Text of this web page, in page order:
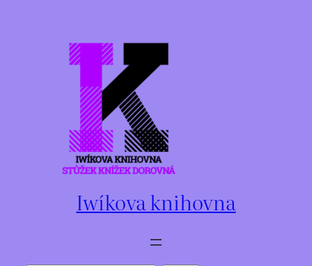
Iwíkova knihovna